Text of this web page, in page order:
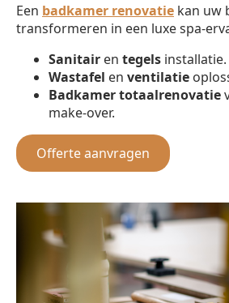
Een badkamer renovatie kan uw
transformeren in een luxe spa-
Sanitair en tegels installatie.
Wastafel en ventilatie
Badkamer totaalrenovatie
make-over.
Offerte aanvragen